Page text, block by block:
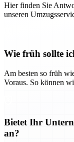
Hier finden Sie
unseren
Wie früh sollte
Am besten so früh
Voraus. So können
Bietet Ihr
an?